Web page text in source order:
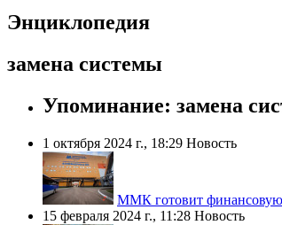
Энциклопедия
замена системы
Упоминание: замена
1 октября 2024 г., 18:29 Новость
ММК готовит финансовую
15 февраля 2024 г., 11:28 Новость